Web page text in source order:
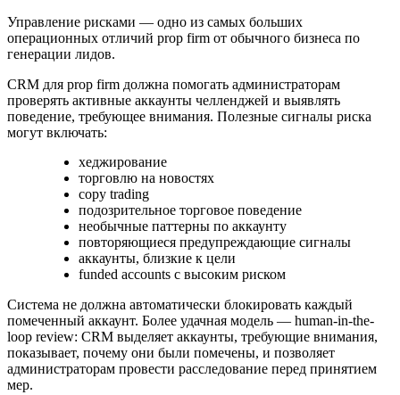
Управление рисками — одно из самых больших
операционных отличий prop firm от обычного бизнеса по
генерации лидов.
CRM для prop firm должна помогать администраторам
проверять активные аккаунты челленджей и выявлять
поведение, требующее внимания. Полезные сигналы риска
могут включать:
хеджирование
торговлю на новостях
copy trading
подозрительное торговое поведение
необычные паттерны по аккаунту
повторяющиеся предупреждающие сигналы
аккаунты, близкие к цели
funded accounts с высоким риском
Система не должна автоматически блокировать каждый
помеченный аккаунт. Более удачная модель — human-in-the-
loop review: CRM выделяет аккаунты, требующие внимания,
показывает, почему они были помечены, и позволяет
администраторам провести расследование перед принятием
мер.